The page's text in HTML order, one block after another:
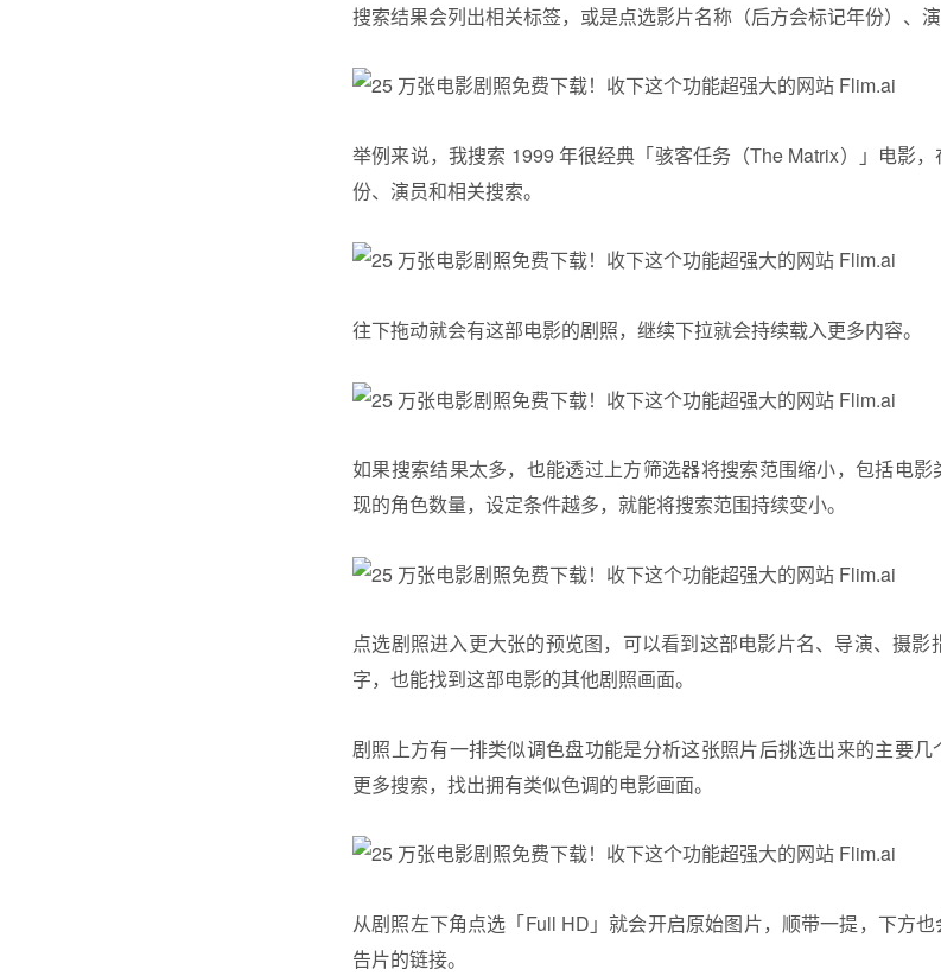
搜索结果会列出相关标签，或是点选影片名称（后方会标记年份）、演
举例来说，我搜索 1999 年很经典「骇客任务（The Matrix）」电影
份、演员和相关搜索。
往下拖动就会有这部电影的剧照，继续下拉就会持续载入更多内容。
如果搜索结果太多，也能透过上方筛选器将搜索范围缩小，包括电
现的角色数量，设定条件越多，就能将搜索范围持续变小。
点选剧照进入更大张的预览图，可以看到这部电影片名、导演、摄
字，也能找到这部电影的其他剧照画面。
剧照上方有一排类似调色盘功能是分析这张照片后挑选出来的主要
更多搜索，找出拥有类似色调的电影画面。
从剧照左下角点选「Full HD」就会开启原始图片，顺带一提，下方
告片的链接。